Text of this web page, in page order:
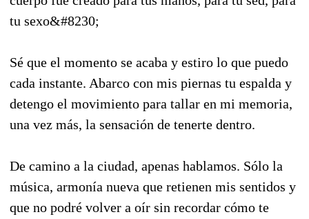
tu sexo&#8230;
Sé que el momento se acaba y estiro lo que puedo
cada instante. Abarco con mis piernas tu espalda y
detengo el movimiento para tallar en mi memoria,
una vez más, la sensación de tenerte dentro.
De camino a la ciudad, apenas hablamos. Sólo la
música, armonía nueva que retienen mis sentidos y
que no podré volver a oír sin recordar cómo te